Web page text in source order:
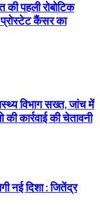
की पहली रोबोटिक
प्रोस्टेट कैंसर का
विभाग सख्त, जांच में
कार्रवाई की चेतावनी
नई दिशा : जितेंद्र